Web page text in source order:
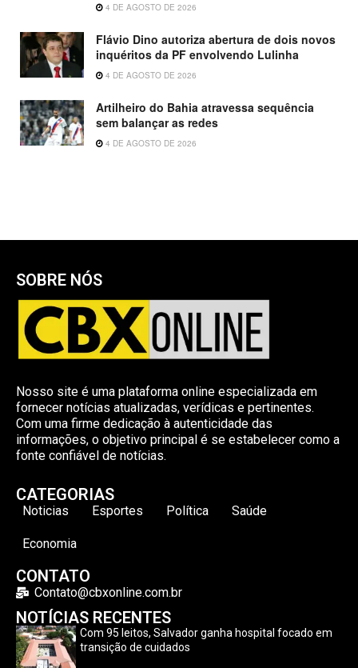
4 DE AGOSTO DE 2026
Flávio Dino autoriza abertura de dois novos
inquéritos da PF envolvendo Lulinha
4 DE AGOSTO DE 2026
Artilheiro do Bahia atravessa sequência
sem balançar as redes
4 DE AGOSTO DE 2026
SOBRE NÓS
Nosso site é uma plataforma online especializada em
fornecer notícias atualizadas, verídicas e pertinentes.
Com uma firme dedicação à autenticidade das
informações, o objetivo principal é se estabelecer como a
fonte confiável de notícias.
CATEGORIAS
Noticias Esportes Política Saúde
Economia
CONTATO
Contato@cbxonline.com.br
NOTÍCIAS RECENTES
Com 95 leitos, Salvador ganha hospital focado em
transição de cuidados